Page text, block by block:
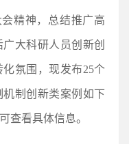
精神，总结推广高
大科研人员创新创
氛围，现发布25个
机制创新类案例如下
查看具体信息。